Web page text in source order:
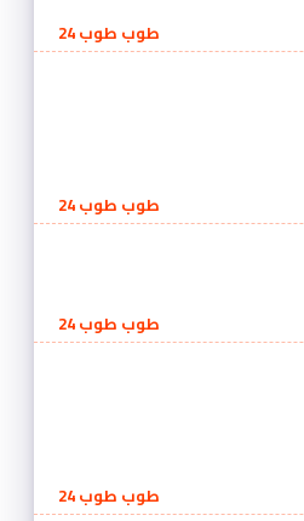
طوب طوب 24
طوب طوب 24
طوب طوب 24
طوب طوب 24